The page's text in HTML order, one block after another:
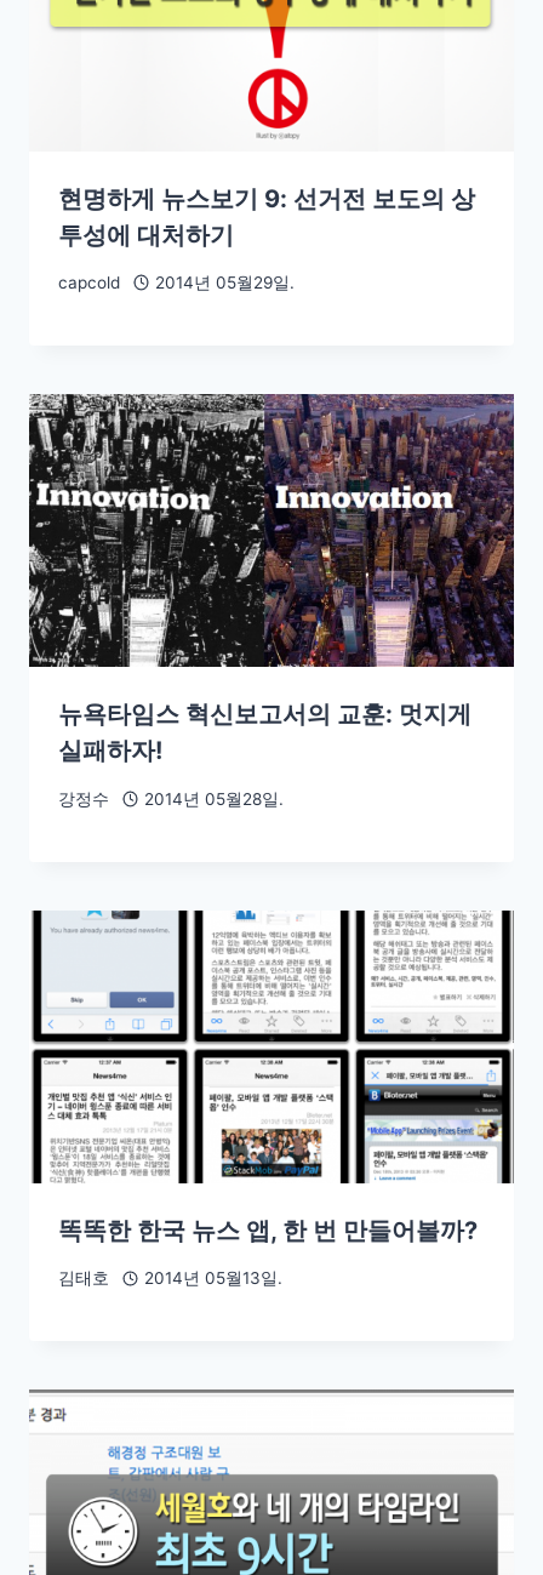
현명하게 뉴스보기 9: 선거전 보도의 상
투성에 대처하기
capcold 2014년 05월29일.
뉴욕타임스 혁신보고서의 교훈: 멋지게
실패하자!
강정수 2014년 05월28일.
똑똑한 한국 뉴스 앱, 한 번 만들어볼까?
김태호 2014년 05월13일.